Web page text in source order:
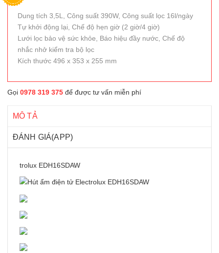
Dung tích 3,5L, Công suất 390W, Công suất lọc 16l/ngày
Tự khởi động lại, Chế độ hẹn giờ (2 giờ/4 giờ)
Lưới lọc bảo vệ sức khỏe, Báo hiệu đầy nước, Chế độ
nhắc nhở kiểm tra bộ lọc
Kích thước 496 x 353 x 255 mm
Gọi 0978 319 375 để được tư vấn miễn phí
MÔ TẢ
ĐÁNH GIÁ(APP)
trolux EDH16SDAW